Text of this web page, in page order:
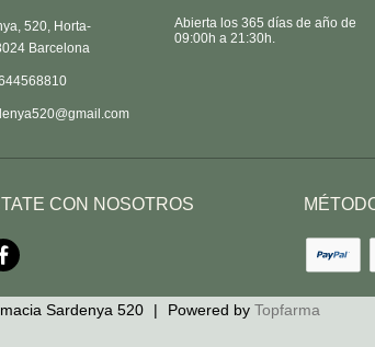
520, Horta-
Barcelona
Abierta los 365 días de año de
09:00h a 21:30h.
CON NOSOTROS
Facebook
Sardenya 520 | Powered by Topfarma